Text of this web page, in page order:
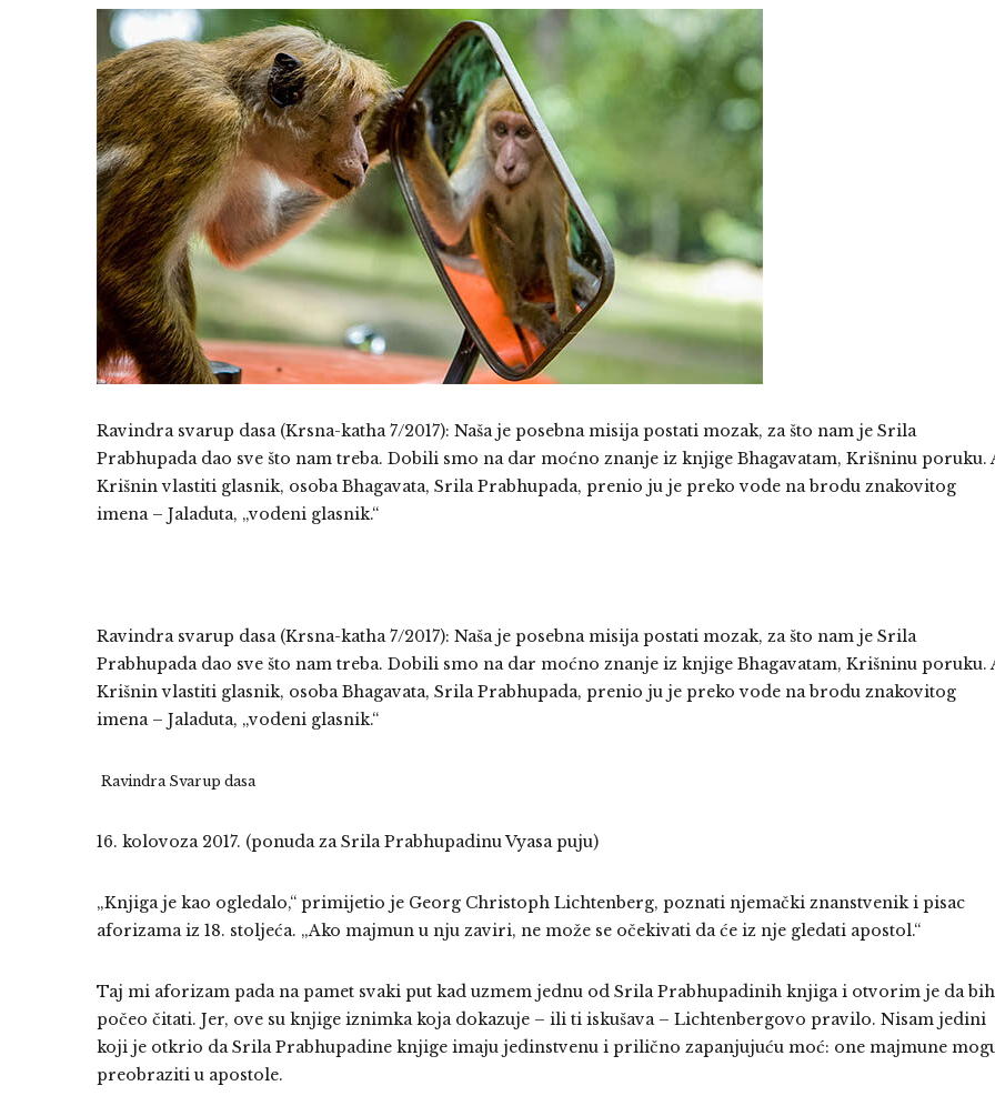
Ravindra svarup dasa (Krsna-katha 7/2017): Naša je posebna misija postati mozak, za što nam je Srila
Prabhupada dao sve što nam treba. Dobili smo na dar moćno znanje iz knjige Bhagavatam, Krišninu poruku.
Krišnin vlastiti glasnik, osoba Bhagavata, Srila Prabhupada, prenio ju je preko vode na brodu znakovitog
imena – Jaladuta, „vodeni glasnik.“
Ravindra svarup dasa (Krsna-katha 7/2017): Naša je posebna misija postati mozak, za što nam je Srila
Prabhupada dao sve što nam treba. Dobili smo na dar moćno znanje iz knjige Bhagavatam, Krišninu poruku.
Krišnin vlastiti glasnik, osoba Bhagavata, Srila Prabhupada, prenio ju je preko vode na brodu znakovitog
imena – Jaladuta, „vodeni glasnik.“
Ravindra Svarup dasa
16. kolovoza 2017. (ponuda za Srila Prabhupadinu Vyasa puju)
„Knjiga je kao ogledalo,“ primijetio je Georg Christoph Lichtenberg, poznati njemački znanstvenik i pisac
aforizama iz 18. stoljeća. „Ako majmun u nju zaviri, ne može se očekivati da će iz nje gledati apostol.“
Taj mi aforizam pada na pamet svaki put kad uzmem jednu od Srila Prabhupadinih knjiga i otvorim je da bih
počeo čitati. Jer, ove su knjige iznimka koja dokazuje – ili ti iskušava – Lichtenbergovo pravilo. Nisam jedini
koji je otkrio da Srila Prabhupadine knjige imaju jedinstvenu i prilično zapanjujuću moć: one majmune
preobraziti u apostole.